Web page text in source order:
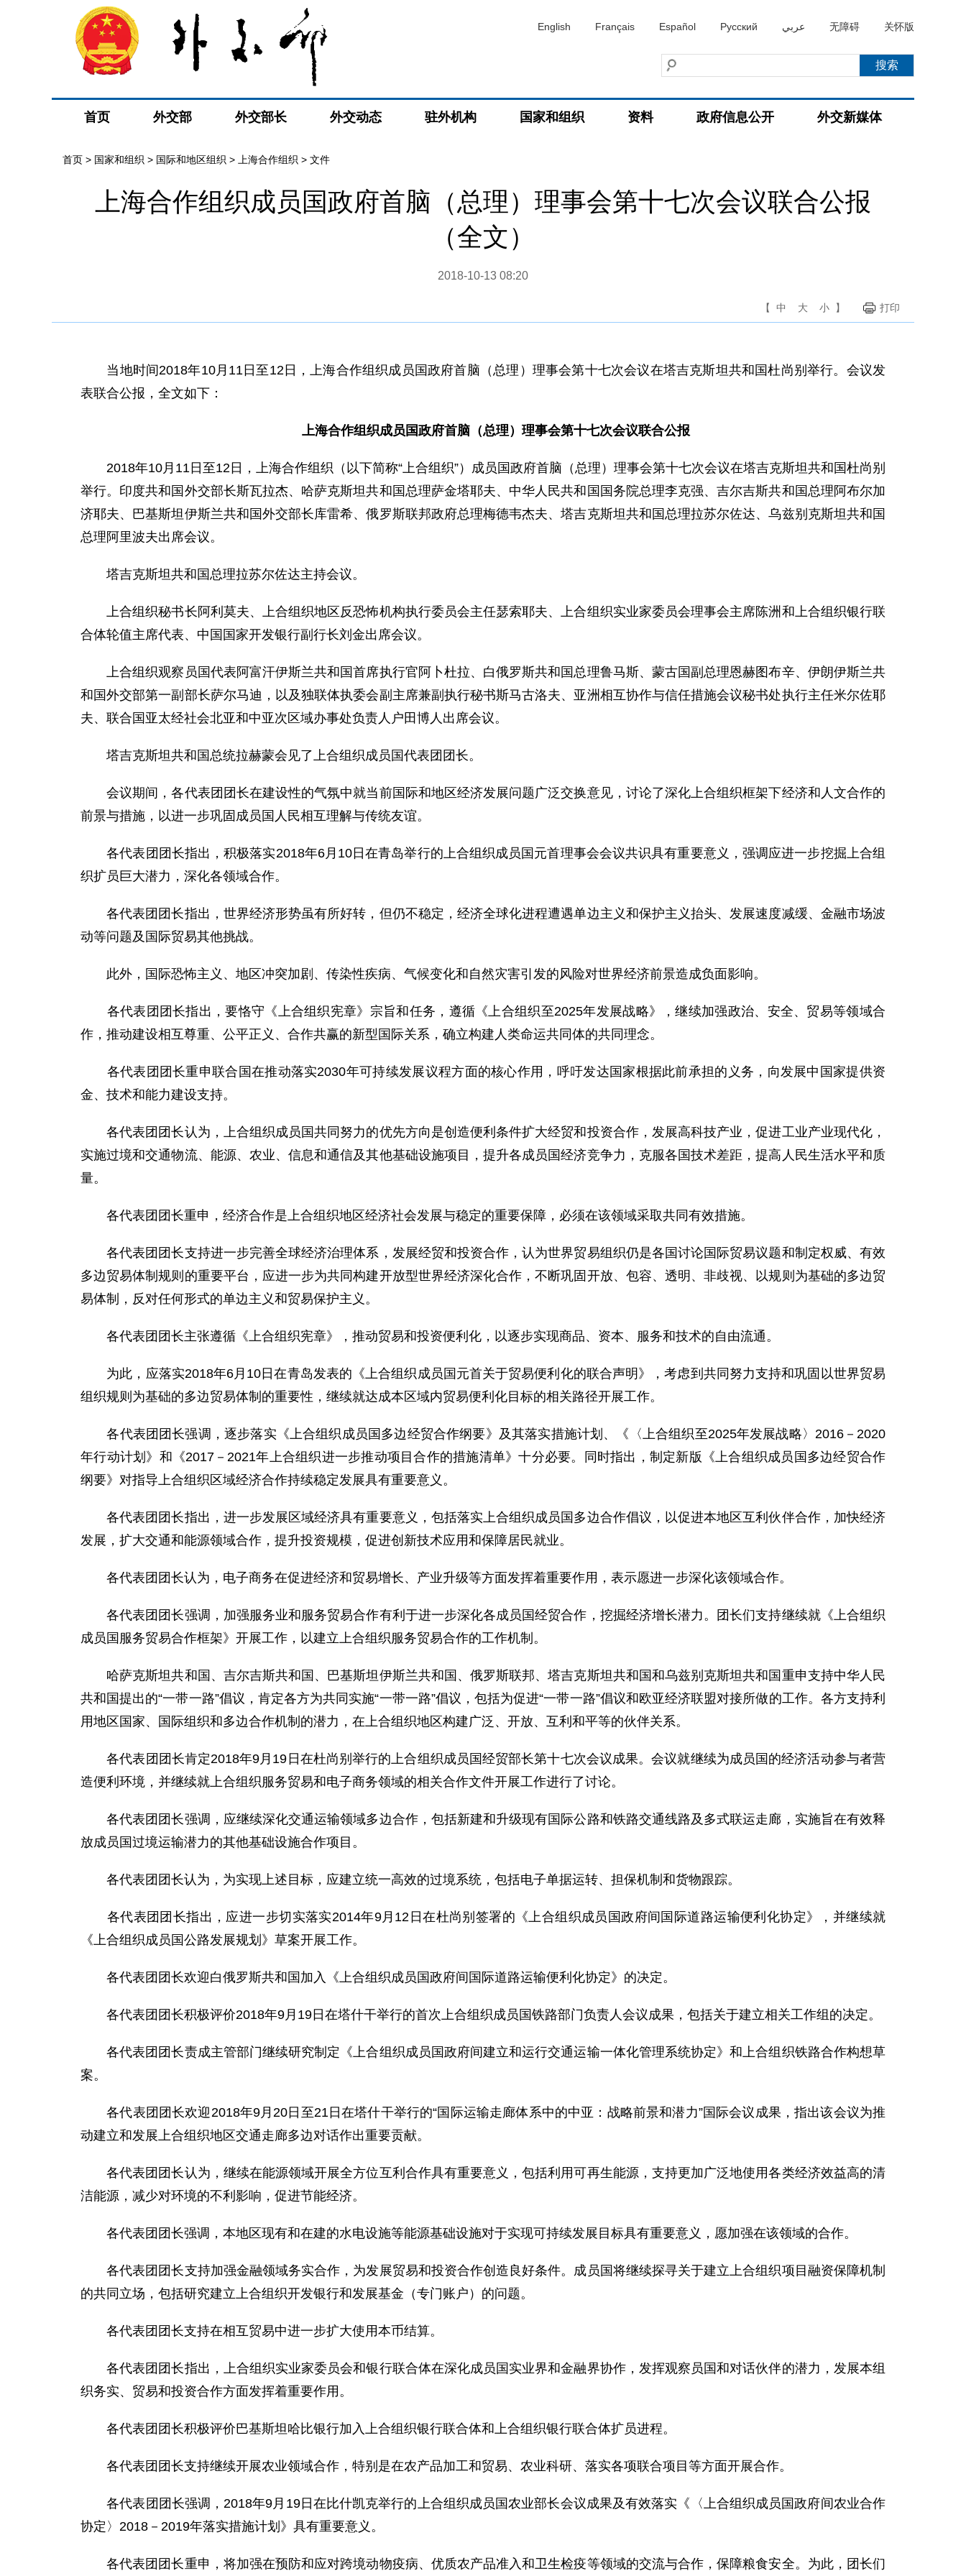
English Français Español Русский عربي 无障碍 关怀版
首页 外交部 外交部长 外交动态 驻外机构 国家和组织 资料 政府信息公开 外交新媒体
首页 > 国家和组织 > 国际和地区组织 > 上海合作组织 > 文件
上海合作组织成员国政府首脑（总理）理事会第十七次会议联合公报
（全文）
2018-10-13 08:20
【 中 大 小 】 打印
当地时间2018年10月11日至12日，上海合作组织成员国政府首脑（总理）理事会第十七次会议在塔吉克斯坦共和国杜尚别举行。会议发
表联合公报，全文如下：
上海合作组织成员国政府首脑（总理）理事会第十七次会议联合公报
2018年10月11日至12日，上海合作组织（以下简称“上合组织”）成员国政府首脑（总理）理事会第十七次会议在塔吉克斯坦共和国杜尚别
举行。印度共和国外交部长斯瓦拉杰、哈萨克斯坦共和国总理萨金塔耶夫、中华人民共和国国务院总理李克强、吉尔吉斯共和国总理阿布尔加
济耶夫、巴基斯坦伊斯兰共和国外交部长库雷希、俄罗斯联邦政府总理梅德韦杰夫、塔吉克斯坦共和国总理拉苏尔佐达、乌兹别克斯坦共和国
总理阿里波夫出席会议。
塔吉克斯坦共和国总理拉苏尔佐达主持会议。
上合组织秘书长阿利莫夫、上合组织地区反恐怖机构执行委员会主任瑟索耶夫、上合组织实业家委员会理事会主席陈洲和上合组织银行联
合体轮值主席代表、中国国家开发银行副行长刘金出席会议。
上合组织观察员国代表阿富汗伊斯兰共和国首席执行官阿卜杜拉、白俄罗斯共和国总理鲁马斯、蒙古国副总理恩赫图布辛、伊朗伊斯兰共
和国外交部第一副部长萨尔马迪，以及独联体执委会副主席兼副执行秘书斯马古洛夫、亚洲相互协作与信任措施会议秘书处执行主任米尔佐耶
夫、联合国亚太经社会北亚和中亚次区域办事处负责人户田博人出席会议。
塔吉克斯坦共和国总统拉赫蒙会见了上合组织成员国代表团团长。
会议期间，各代表团团长在建设性的气氛中就当前国际和地区经济发展问题广泛交换意见，讨论了深化上合组织框架下经济和人文合作的
前景与措施，以进一步巩固成员国人民相互理解与传统友谊。
各代表团团长指出，积极落实2018年6月10日在青岛举行的上合组织成员国元首理事会会议共识具有重要意义，强调应进一步挖掘上合组
织扩员巨大潜力，深化各领域合作。
各代表团团长指出，世界经济形势虽有所好转，但仍不稳定，经济全球化进程遭遇单边主义和保护主义抬头、发展速度减缓、金融市场波
动等问题及国际贸易其他挑战。
此外，国际恐怖主义、地区冲突加剧、传染性疾病、气候变化和自然灾害引发的风险对世界经济前景造成负面影响。
各代表团团长指出，要恪守《上合组织宪章》宗旨和任务，遵循《上合组织至2025年发展战略》，继续加强政治、安全、贸易等领域合
作，推动建设相互尊重、公平正义、合作共赢的新型国际关系，确立构建人类命运共同体的共同理念。
各代表团团长重申联合国在推动落实2030年可持续发展议程方面的核心作用，呼吁发达国家根据此前承担的义务，向发展中国家提供资
金、技术和能力建设支持。
各代表团团长认为，上合组织成员国共同努力的优先方向是创造便利条件扩大经贸和投资合作，发展高科技产业，促进工业产业现代化，
实施过境和交通物流、能源、农业、信息和通信及其他基础设施项目，提升各成员国经济竞争力，克服各国技术差距，提高人民生活水平和质
量。
各代表团团长重申，经济合作是上合组织地区经济社会发展与稳定的重要保障，必须在该领域采取共同有效措施。
各代表团团长支持进一步完善全球经济治理体系，发展经贸和投资合作，认为世界贸易组织仍是各国讨论国际贸易议题和制定权威、有效
多边贸易体制规则的重要平台，应进一步为共同构建开放型世界经济深化合作，不断巩固开放、包容、透明、非歧视、以规则为基础的多边贸
易体制，反对任何形式的单边主义和贸易保护主义。
各代表团团长主张遵循《上合组织宪章》，推动贸易和投资便利化，以逐步实现商品、资本、服务和技术的自由流通。
为此，应落实2018年6月10日在青岛发表的《上合组织成员国元首关于贸易便利化的联合声明》，考虑到共同努力支持和巩固以世界贸易
组织规则为基础的多边贸易体制的重要性，继续就达成本区域内贸易便利化目标的相关路径开展工作。
各代表团团长强调，逐步落实《上合组织成员国多边经贸合作纲要》及其落实措施计划、《〈上合组织至2025年发展战略〉2016－2020
年行动计划》和《2017－2021年上合组织进一步推动项目合作的措施清单》十分必要。同时指出，制定新版《上合组织成员国多边经贸合作
纲要》对指导上合组织区域经济合作持续稳定发展具有重要意义。
各代表团团长指出，进一步发展区域经济具有重要意义，包括落实上合组织成员国多边合作倡议，以促进本地区互利伙伴合作，加快经济
发展，扩大交通和能源领域合作，提升投资规模，促进创新技术应用和保障居民就业。
各代表团团长认为，电子商务在促进经济和贸易增长、产业升级等方面发挥着重要作用，表示愿进一步深化该领域合作。
各代表团团长强调，加强服务业和服务贸易合作有利于进一步深化各成员国经贸合作，挖掘经济增长潜力。团长们支持继续就《上合组织
成员国服务贸易合作框架》开展工作，以建立上合组织服务贸易合作的工作机制。
哈萨克斯坦共和国、吉尔吉斯共和国、巴基斯坦伊斯兰共和国、俄罗斯联邦、塔吉克斯坦共和国和乌兹别克斯坦共和国重申支持中华人民
共和国提出的“一带一路”倡议，肯定各方为共同实施“一带一路”倡议，包括为促进“一带一路”倡议和欧亚经济联盟对接所做的工作。各方支持利
用地区国家、国际组织和多边合作机制的潜力，在上合组织地区构建广泛、开放、互利和平等的伙伴关系。
各代表团团长肯定2018年9月19日在杜尚别举行的上合组织成员国经贸部长第十七次会议成果。会议就继续为成员国的经济活动参与者营
造便利环境，并继续就上合组织服务贸易和电子商务领域的相关合作文件开展工作进行了讨论。
各代表团团长强调，应继续深化交通运输领域多边合作，包括新建和升级现有国际公路和铁路交通线路及多式联运走廊，实施旨在有效释
放成员国过境运输潜力的其他基础设施合作项目。
各代表团团长认为，为实现上述目标，应建立统一高效的过境系统，包括电子单据运转、担保机制和货物跟踪。
各代表团团长指出，应进一步切实落实2014年9月12日在杜尚别签署的《上合组织成员国政府间国际道路运输便利化协定》，并继续就
《上合组织成员国公路发展规划》草案开展工作。
各代表团团长欢迎白俄罗斯共和国加入《上合组织成员国政府间国际道路运输便利化协定》的决定。
各代表团团长积极评价2018年9月19日在塔什干举行的首次上合组织成员国铁路部门负责人会议成果，包括关于建立相关工作组的决定。
各代表团团长责成主管部门继续研究制定《上合组织成员国政府间建立和运行交通运输一体化管理系统协定》和上合组织铁路合作构想草
案。
各代表团团长欢迎2018年9月20日至21日在塔什干举行的“国际运输走廊体系中的中亚：战略前景和潜力”国际会议成果，指出该会议为推
动建立和发展上合组织地区交通走廊多边对话作出重要贡献。
各代表团团长认为，继续在能源领域开展全方位互利合作具有重要意义，包括利用可再生能源，支持更加广泛地使用各类经济效益高的清
洁能源，减少对环境的不利影响，促进节能经济。
各代表团团长强调，本地区现有和在建的水电设施等能源基础设施对于实现可持续发展目标具有重要意义，愿加强在该领域的合作。
各代表团团长支持加强金融领域务实合作，为发展贸易和投资合作创造良好条件。成员国将继续探寻关于建立上合组织项目融资保障机制
的共同立场，包括研究建立上合组织开发银行和发展基金（专门账户）的问题。
各代表团团长支持在相互贸易中进一步扩大使用本币结算。
各代表团团长指出，上合组织实业家委员会和银行联合体在深化成员国实业界和金融界协作，发挥观察员国和对话伙伴的潜力，发展本组
织务实、贸易和投资合作方面发挥着重要作用。
各代表团团长积极评价巴基斯坦哈比银行加入上合组织银行联合体和上合组织银行联合体扩员进程。
各代表团团长支持继续开展农业领域合作，特别是在农产品加工和贸易、农业科研、落实各项联合项目等方面开展合作。
各代表团团长强调，2018年9月19日在比什凯克举行的上合组织成员国农业部长会议成果及有效落实《〈上合组织成员国政府间农业合作
协定〉2018－2019年落实措施计划》具有重要意义。
各代表团团长重申，将加强在预防和应对跨境动物疫病、优质农产品准入和卫生检疫等领域的交流与合作，保障粮食安全。为此，团长们